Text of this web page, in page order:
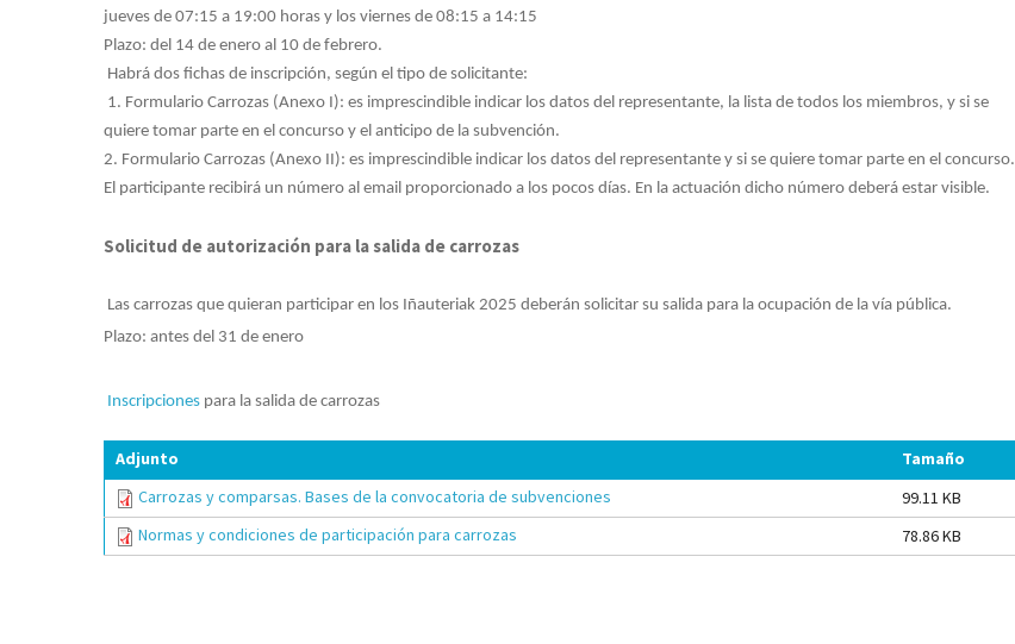
jueves de 07:15 a 19:00 horas y los viernes de 08:15 a 14:15
Plazo: del 14 de enero al 10 de febrero.
Habrá dos fichas de inscripción, según el tipo de solicitante:
1. Formulario Carrozas (Anexo I): es imprescindible indicar los datos del representante, la lista de todos los miembros, y si se
quiere tomar parte en el concurso y el anticipo de la subvención.
2. Formulario Carrozas (Anexo II): es imprescindible indicar los datos del representante y si se quiere tomar parte en el concurso.
El participante recibirá un número al email proporcionado a los pocos días. En la actuación dicho número deberá estar visible.
Solicitud de autorización para la salida de carrozas
Las carrozas que quieran participar en los Iñauteriak 2025 deberán solicitar su salida para la ocupación de la vía pública.
Plazo: antes del 31 de enero
Inscripciones para la salida de carrozas
Adjunto
Tamaño
Carrozas y comparsas. Bases de la convocatoria de subvenciones
99.11 KB
Normas y condiciones de participación para carrozas
78.86 KB